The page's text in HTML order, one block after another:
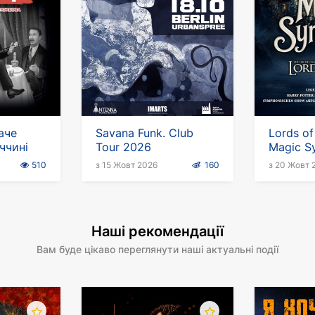
510
Savana Funk. Club
Tour 2026
з 15 Жовт 2026 160
Lords
Magic
з 20 Жовт
Наші рекомендації
Вам буде цікаво переглянути наші актуальні події